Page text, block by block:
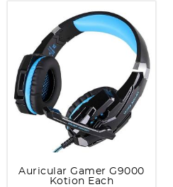
Auricular Gamer G9000
Kotion Each